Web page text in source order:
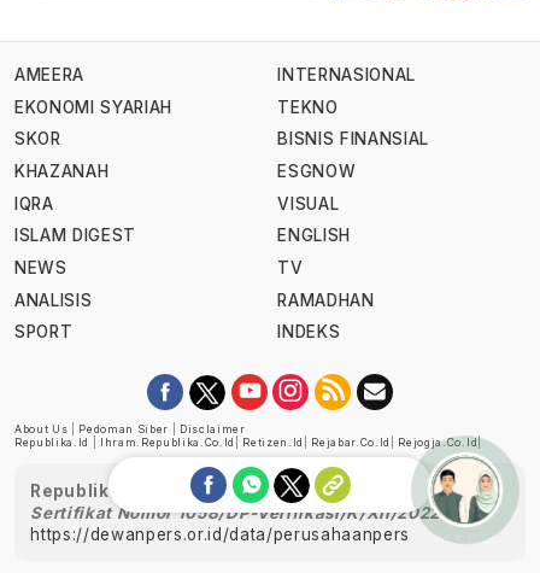
AMEERA
EKONOMI SYARIAH
SKOR
KHAZANAH
IQRA
ISLAM DIGEST
NEWS
ANALISIS
SPORT
INTERNASIONAL
TEKNO
BISNIS FINANSIAL
ESGNOW
VISUAL
ENGLISH
TV
RAMADHAN
INDEKS
About Us Pedoman Siber
Disclaimer
Republika.id
Ihram.republika.co.id Retizen.id Rejabar.co.id Rejogja.co.id
Republika telah diverifikasi oleh Dewan Pers
Sertifikat Nomor 1058/DP-Verifikasi/K/XII/2022
https://dewanpers.or.id/data/perusahaanpers
Ask me!